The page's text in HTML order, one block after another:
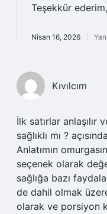
Teşekkür ederim,
Nisan 16, 2026
Kıvılcım
İlk satırlar anlaşılır
sağlıklı mı ?
Anlatımın
seçenek olarak
sağlığa bazı
de dahil olmak
olarak ve porsiyon